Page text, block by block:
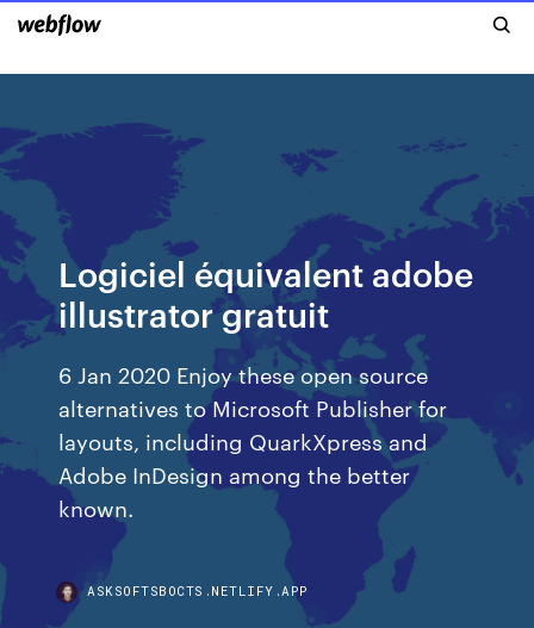
Logiciel équivalent adobe
illustrator gratuit
6 Jan 2020 Enjoy these open source
alternatives to Microsoft Publisher for
layouts, including QuarkXpress and
Adobe InDesign among the better
known.
ASKSOFTSBOCTS.NETLIFY.APP